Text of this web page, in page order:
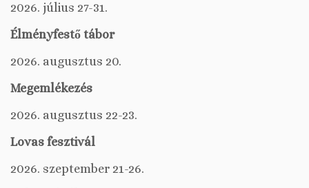
2026. július 27-31.
Élményfestő tábor
2026. augusztus 20.
Megemlékezés
2026. augusztus 22-23.
Lovas fesztivál
2026. szeptember 21-26.